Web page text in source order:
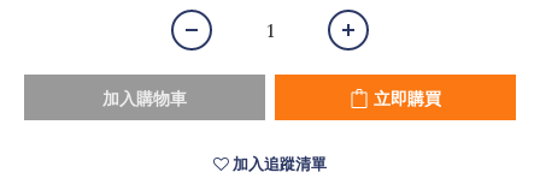
加入購物車 立即購買
加入追蹤清單